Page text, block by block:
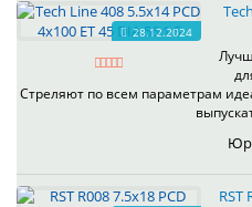
28.12.2024
Стреляют по всем параметрам
RST